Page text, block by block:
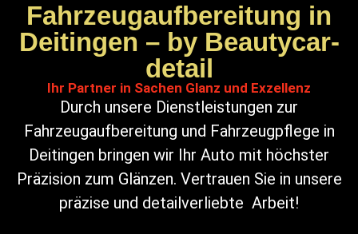
Fahrzeugaufbereitung in
Deitingen – by Beautycar-
detail
Ihr Partner in Sachen Glanz und Exzellenz
Durch unsere Dienstleistungen zur
Fahrzeugaufbereitung und Fahrzeugpflege in
Deitingen bringen wir Ihr Auto mit höchster
Präzision zum Glänzen. Vertrauen Sie in unsere
präzise und detailverliebte Arbeit!